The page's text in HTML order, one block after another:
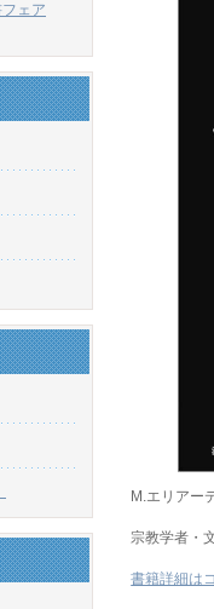
M.エリアー
宗教学者・
書籍詳細は
ェア